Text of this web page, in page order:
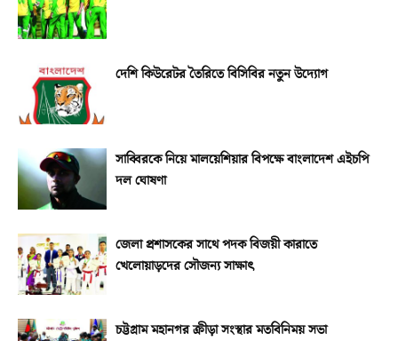
দেশি কিউরেটর তৈরিতে বিসিবির নতুন উদ্যোগ
সাব্বিরকে নিয়ে মালয়েশিয়ার বিপক্ষে বাংলাদেশ এইচপি
দল ঘোষণা
জেলা প্রশাসকের সাথে পদক বিজয়ী কারাতে
খেলোয়াড়দের সৌজন্য সাক্ষাৎ
চট্টগ্রাম মহানগর ক্রীড়া সংস্থার মতবিনিময় সভা